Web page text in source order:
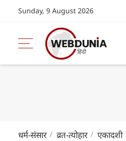
Sunday, 9 August 2026
धर्म-संसार व्रत-त्योहार एकादशी